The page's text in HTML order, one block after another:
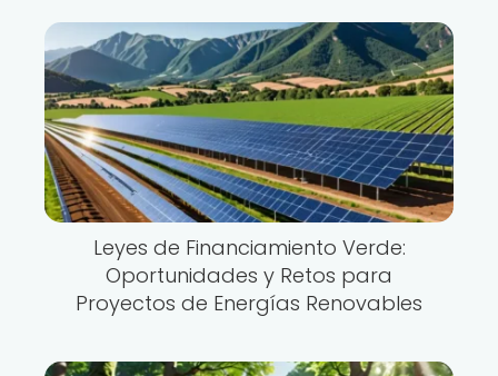
Leyes de Financiamiento Verde:
Oportunidades y Retos para
Proyectos de Energías Renovables